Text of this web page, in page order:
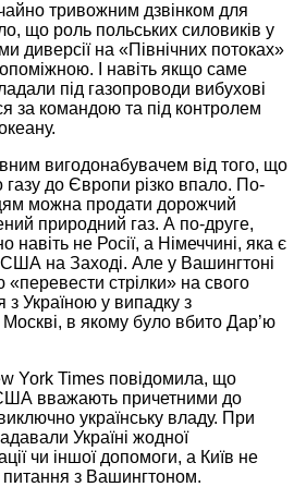
тривожним дзвінком для
що роль польських силовиків у
диверсії на «Північних потоках»
І навіть якщо саме
під газопроводи вибухові
за командою та під контролем
вигодонабувачем від того, що
газу до Європи різко впало. По-
можна продати дорожчий
природний газ. А по-друге,
навіть не Росії, а Німеччині, яка є
на Заході. Але у Вашингтоні
«перевести стрілки» на свого
з Україною у випадку з
в якому було вбито Дар’ю
York Times повідомила, що
вважають причетними до
українську владу. При
Україні жодної
чи іншої допомоги, а Київ не
питання з Вашингтоном.